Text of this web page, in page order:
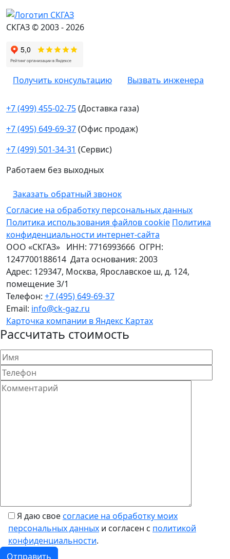
СКГАЗ © 2003 - 2026
Получить консультацию Вызвать инженера
+7 (499) 455-02-75(Доставка газа)
+7 (495) 649-69-37(Офис продаж)
+7 (499) 501-34-31 (Сервис)
Работаем без выходных
Заказать обратный звонок
Согласие на обработку персональных данных
Политика использования файлов cookie Политика
конфиденциальности интернет-сайта
ООО «СКГАЗ» ИНН: 7716993666 ОГРН:
1247700188614 Дата основания: 2003
Адрес: 129347, Москва, Ярославское ш, д. 124,
помещение 3/1
Телефон: +7 (495) 649-69-37
Email: info@ck-gaz.ru
Карточка компании в Яндекс Картах
Рассчитать стоимость
Я даю своесогласие на обработку моих
персональных данных и согласен с политикой
конфиденциальности.